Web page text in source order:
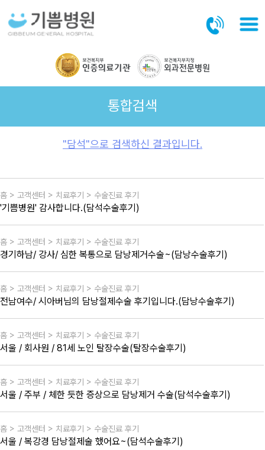
통합검색
"담석"으로 검색하신 결과입니다.
홈 > 고객센터 > 치료후기 > 수술진료 후기
'기쁨병원' 감사합니다.(담석수술후기)
홈 > 고객센터 > 치료후기 > 수술진료 후기
경기하남/ 강사/ 심한 복통으로 담낭제거수술~(담낭수술후기)
홈 > 고객센터 > 치료후기 > 수술진료 후기
전남여수/ 시아버님의 담낭절제수술 후기입니다.(담낭수술후기)
홈 > 고객센터 > 치료후기 > 수술진료 후기
서울 / 회사원 / 81세 노인 탈장수술(탈장수술후기)
홈 > 고객센터 > 치료후기 > 수술진료 후기
서울 / 주부 / 체한 듯한 증상으로 담낭제거 수술(담석수술후기)
홈 > 고객센터 > 치료후기 > 수술진료 후기
서울 / 복강경 담낭절제술 했어요~(담석수술후기)